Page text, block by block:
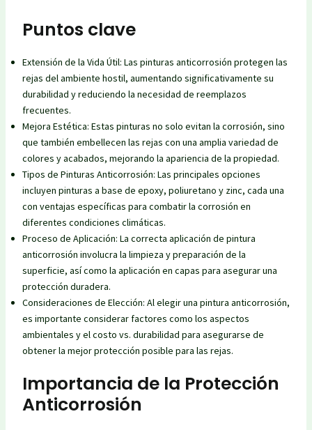
Puntos clave
Extensión de la Vida Útil: Las pinturas anticorrosión protegen las
rejas del ambiente hostil, aumentando significativamente su
durabilidad y reduciendo la necesidad de reemplazos
frecuentes.
Mejora Estética: Estas pinturas no solo evitan la corrosión, sino
que también embellecen las rejas con una amplia variedad de
colores y acabados, mejorando la apariencia de la propiedad.
Tipos de Pinturas Anticorrosión: Las principales opciones
incluyen pinturas a base de epoxy, poliuretano y zinc, cada una
con ventajas específicas para combatir la corrosión en
diferentes condiciones climáticas.
Proceso de Aplicación: La correcta aplicación de pintura
anticorrosión involucra la limpieza y preparación de la
superficie, así como la aplicación en capas para asegurar una
protección duradera.
Consideraciones de Elección: Al elegir una pintura anticorrosión,
es importante considerar factores como los aspectos
ambientales y el costo vs. durabilidad para asegurarse de
obtener la mejor protección posible para las rejas.
Importancia de la Protección
Anticorrosión